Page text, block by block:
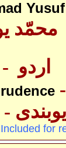
محمّد
for